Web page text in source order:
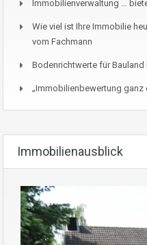
Immobilienverwaltung …
Wie viel ist Ihre Immobilie
vom Fachmann
Bodenrichtwerte für
„Immobilienbewertung
Immobilienausblick